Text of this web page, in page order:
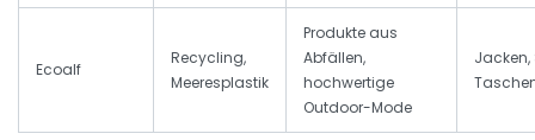
Ecoalf
Recycling,
Meeresplastik
Produkte aus
Abfällen,
hochwertige
Outdoor-Mode
Jacken,